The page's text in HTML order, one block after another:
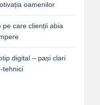
oamenilor
pe care clienții abia
digital – pași clari
tehnici